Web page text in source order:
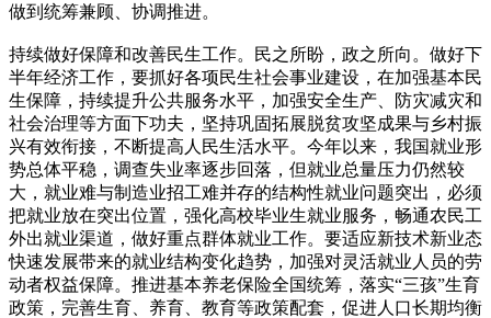
做到统筹兼顾、协调推进。
持续做好保障和改善民生工作。民之所盼，政之所向。做好下
半年经济工作，要抓好各项民生社会事业建设，在加强基本民
生保障，持续提升公共服务水平，加强安全生产、防灾减灾和
社会治理等方面下功夫，坚持巩固拓展脱贫攻坚成果与乡村振
兴有效衔接，不断提高人民生活水平。今年以来，我国就业形
势总体平稳，调查失业率逐步回落，但就业总量压力仍然较
大，就业难与制造业招工难并存的结构性就业问题突出，必须
把就业放在突出位置，强化高校毕业生就业服务，畅通农民工
外出就业渠道，做好重点群体就业工作。要适应新技术新业态
快速发展带来的就业结构变化趋势，加强对灵活就业人员的劳
动者权益保障。推进基本养老保险全国统筹，落实“三孩”生育
政策，完善生育、养育、教育等政策配套，促进人口长期均衡